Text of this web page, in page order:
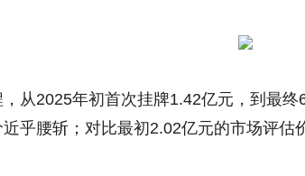
从2025年初首次挂牌1.42亿元，到最
乎腰斩；对比最初2.02亿元的市场评估